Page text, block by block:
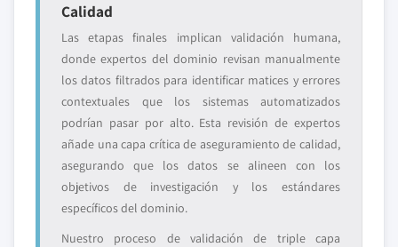
Calidad
Las etapas finales implican validación humana,
donde expertos del dominio revisan manualmente
los datos filtrados para identificar matices y errores
contextuales que los sistemas automatizados
podrían pasar por alto. Esta revisión de expertos
añade una capa crítica de aseguramiento de calidad,
asegurando que los datos se alineen con los
objetivos de investigación y los estándares
específicos del dominio.
Nuestro proceso de validación de triple capa